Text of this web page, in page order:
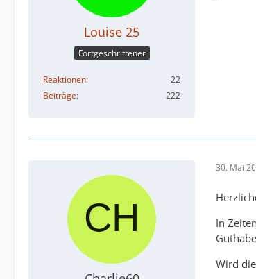
Louise 25
Fortgeschrittener
Reaktionen
22
Beiträge
222
30. Mai
In
Wird